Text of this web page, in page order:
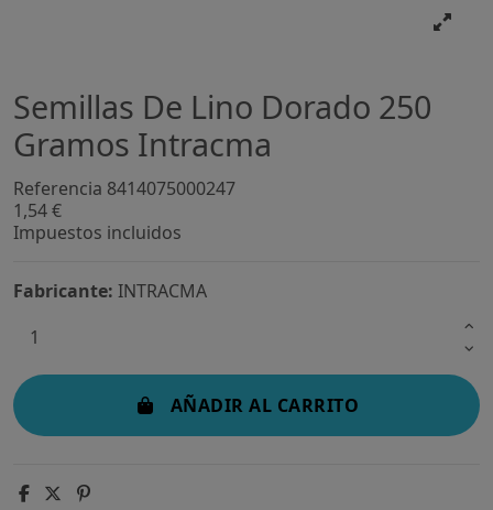
Semillas De Lino Dorado 250
Gramos Intracma
Referencia 8414075000247
1,54 €
Impuestos incluidos
Fabricante: INTRACMA
AÑADIR AL CARRITO